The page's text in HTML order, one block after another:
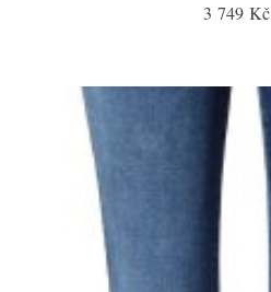
3 749 Kč